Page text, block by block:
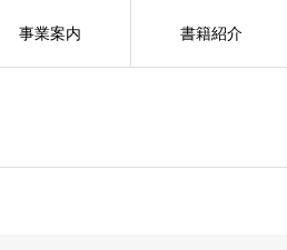
事業案内 書籍紹介